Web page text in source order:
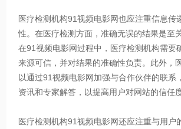
医疗检测机构91视频电影网也应注重信息传
性。在医疗检测方面，准确无误的结果是至关重
在91视频电影网过程中，医疗检测机构需
来源可信，并对结果的准确性负责。此外
以通过91视频电影网加强与合作伙伴的联系
资讯和专家解答，以提高用户对网站的信任度
医疗检测机构91视频电影网还应注重与用户的